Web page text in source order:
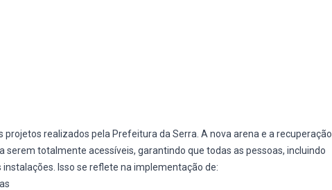
realizados pela Prefeitura da Serra. A nova arena e a recuperação
serem totalmente acessíveis, garantindo que todas as pessoas, incluindo
Isso se reflete na implementação de: